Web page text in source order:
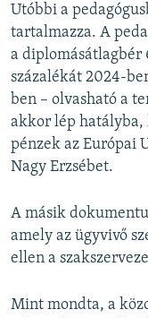
Utóbbi a
tartalmazza. A
a diplomásátlagbér
százalékát 2024-
ben – olvasható a
akkor lép hatályba,
pénzek az Európai
Nagy Erzsébet.
A másik
amely az ügyvivő
ellen a
Mint mondta, a